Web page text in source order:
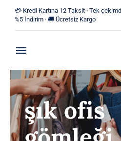
content
💳 Kredi Kartına 12 Taksit · Tek
%5 İndirim · 🚚 Ücretsiz Kargo
Toggle
Navigation
Anasayfa
Mağaza
Yeni Ürünler
şık ofis